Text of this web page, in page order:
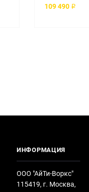
109 490 ₽
ИНФОРМАЦИЯ
ООО "АйТи-Воркс"
115419, г. Москва,